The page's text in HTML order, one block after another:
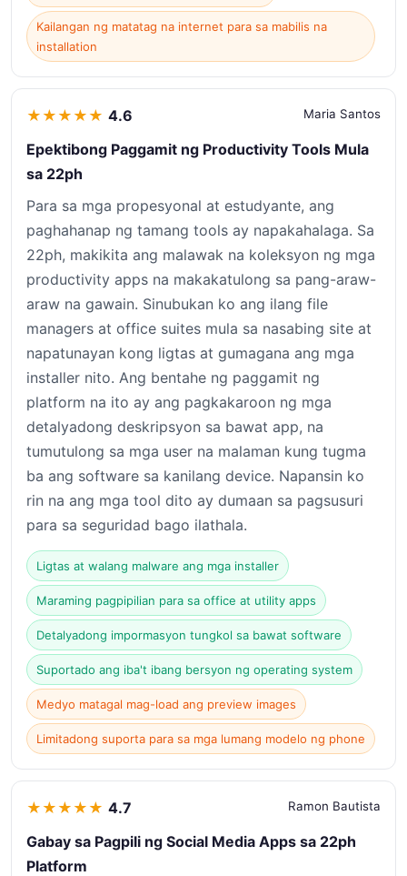
Kailangan ng matatag na internet para sa mabilis na
installation
★ ★ ★ ★ ★ 4.6 Maria Santos
Epektibong Paggamit ng Productivity Tools Mula
sa 22ph
Para sa mga propesyonal at estudyante, ang
paghahanap ng tamang tools ay napakahalaga. Sa
22ph, makikita ang malawak na koleksyon ng mga
productivity apps na makakatulong sa pang-araw-
araw na gawain. Sinubukan ko ang ilang file
managers at office suites mula sa nasabing site at
napatunayan kong ligtas at gumagana ang mga
installer nito. Ang bentahe ng paggamit ng
platform na ito ay ang pagkakaroon ng mga
detalyadong deskripsyon sa bawat app, na
tumutulong sa mga user na malaman kung tugma
ba ang software sa kanilang device. Napansin ko
rin na ang mga tool dito ay dumaan sa pagsusuri
para sa seguridad bago ilathala.
Ligtas at walang malware ang mga installer
Maraming pagpipilian para sa office at utility apps
Detalyadong impormasyon tungkol sa bawat software
Suportado ang iba't ibang bersyon ng operating system
Medyo matagal mag-load ang preview images
Limitadong suporta para sa mga lumang modelo ng phone
★ ★ ★ ★ ★ 4.7 Ramon Bautista
Gabay sa Pagpili ng Social Media Apps sa 22ph
Platform